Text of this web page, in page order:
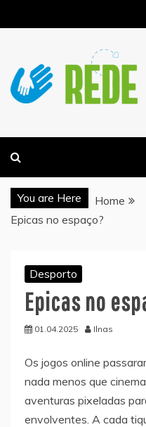
to
You are Here Home
Epicas no espaço?
Desporto
Epicas no
01.04.2025 Ilnas
Os jogos online
nada menos que
aventuras pixeladas
envolventes. A cada